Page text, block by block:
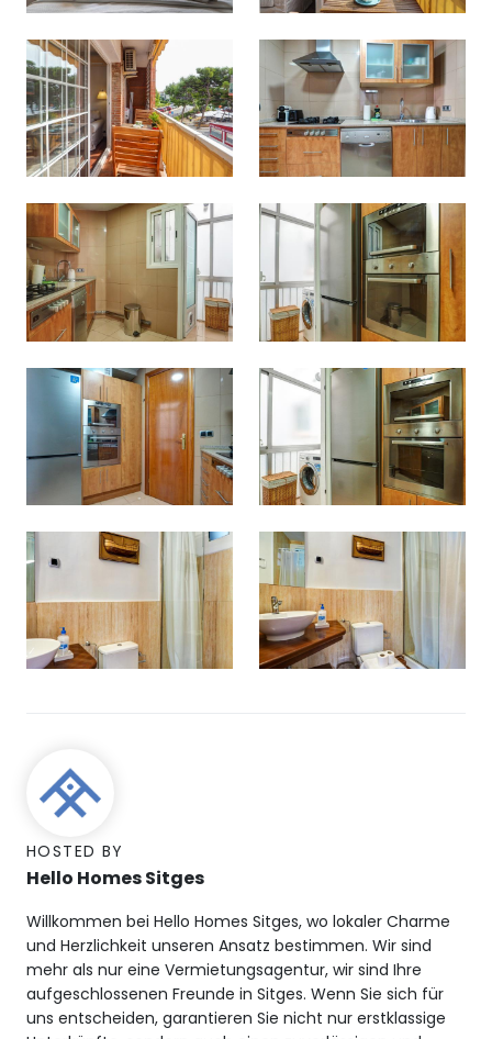
HOSTED BY
Hello Homes Sitges
Willkommen bei Hello Homes Sitges, wo lokaler Charme
und Herzlichkeit unseren Ansatz bestimmen. Wir sind
mehr als nur eine Vermietungsagentur, wir sind Ihre
aufgeschlossenen Freunde in Sitges. Wenn Sie sich für
uns entscheiden, garantieren Sie nicht nur erstklassige